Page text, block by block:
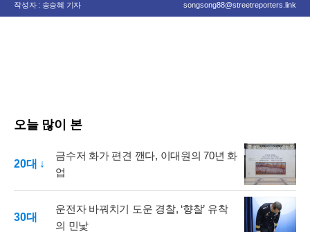
작성자 : 송승혜 기자 songsong88@streetreporters.link
오늘 많이 본
20대 ↓
금수저 화가 편견 깬다, 이대원의 70년 화
업
30대
운전자 바꿔치기 도운 경찰, ‘향찰’ 유착
의 민낯